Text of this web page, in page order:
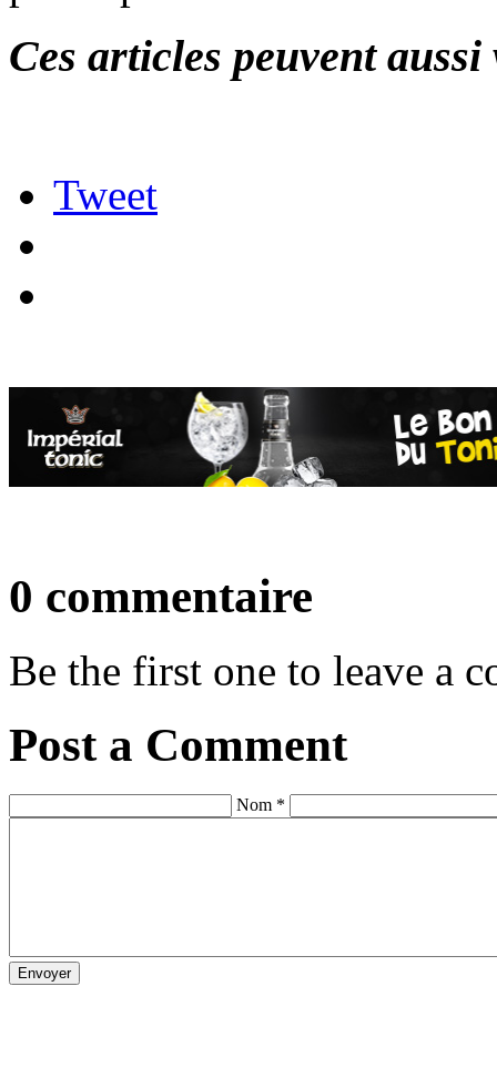
Ces articles peuvent
Tweet
0 commentaire
Be the first one to leave a
Post a Comment
Nom *